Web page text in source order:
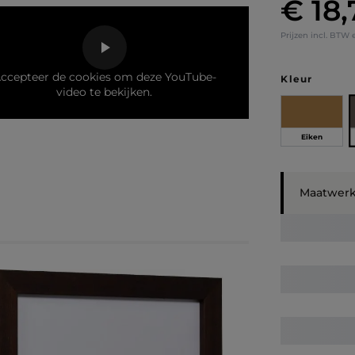
de cookies om deze YouTube-
video te bekijken.
€
Prijzen incl. BTW
Selecteer
Kleur
Eiken
Maatwerk